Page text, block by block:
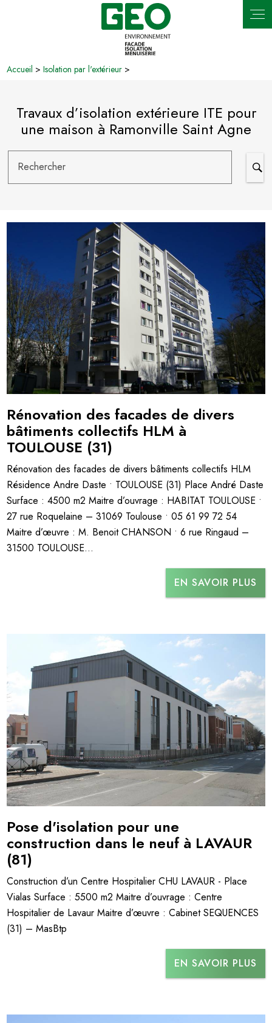
Accueil >Isolation par l'extérieur >
Travaux d’isolation extérieure ITE pour
une maison à Ramonville Saint Agne
Rechercher
Rénovation des facades de divers
bâtiments collectifs HLM à
TOULOUSE (31)
Rénovation des facades de divers bâtiments collectifs HLM
Résidence Andre Daste • TOULOUSE (31) Place André Daste
Surface : 4500 m2 Maitre d’ouvrage : HABITAT TOULOUSE •
27 rue Roquelaine – 31069 Toulouse • 05 61 99 72 54
Maitre d’œuvre : M. Benoit CHANSON • 6 rue Ringaud –
31500 TOULOUSE...
EN SAVOIR PLUS
Pose d'isolation pour une
construction dans le neuf à LAVAUR
(81)
Construction d’un Centre Hospitalier CHU LAVAUR - Place
Vialas Surface : 5500 m2 Maitre d’ouvrage : Centre
Hospitalier de Lavaur Maitre d’œuvre : Cabinet SEQUENCES
(31) – MasBtp
EN SAVOIR PLUS
Panneau de gestion des cookies